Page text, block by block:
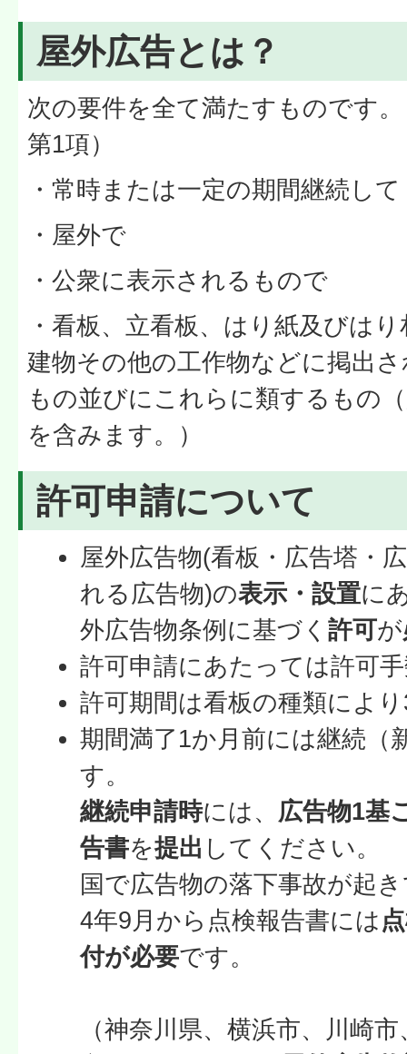
屋外広告とは？
次の要件を全て満たすものです
第1項）
・常時または一定の期間継続して
・屋外で
・公衆に表示されるもので
・看板、立看板、はり紙及びは
建物その他の工作物などに掲出
もの並びにこれらに類するもの
を含みます。）
許可申請について
屋外広告物(看板・広告塔・
れる広告物)の表示・設置に
外広告物条例に基づく許可が
許可申請にあたっては許可
許可期間は看板の種類によ
期間満了1か月前には継続（
す。
継続申請時には、 広告物1基
告書を提出 してく
国で広告物の落下事故が起
4年9月から点検報告書には
付が必要で
（神奈川県、横浜市、川崎